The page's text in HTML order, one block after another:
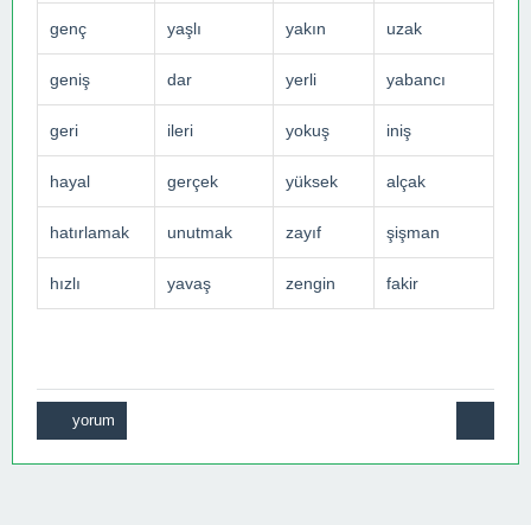
genç yaşlı yakın uzak
geniş dar yerli yabancı
geri ileri yokuş iniş
hayal gerçek yüksek alçak
hatırlamak unutmak zayıf şişman
hızlı yavaş zengin fakir